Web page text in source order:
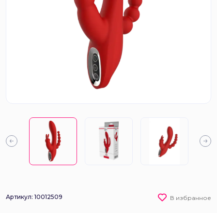
Артикул: 10012509 В избранное